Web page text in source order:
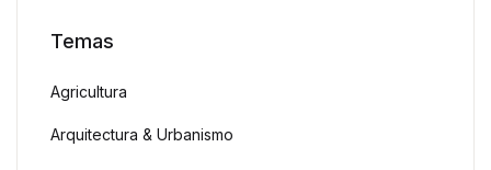
Temas
Agricultura
Arquitectura & Urbanismo